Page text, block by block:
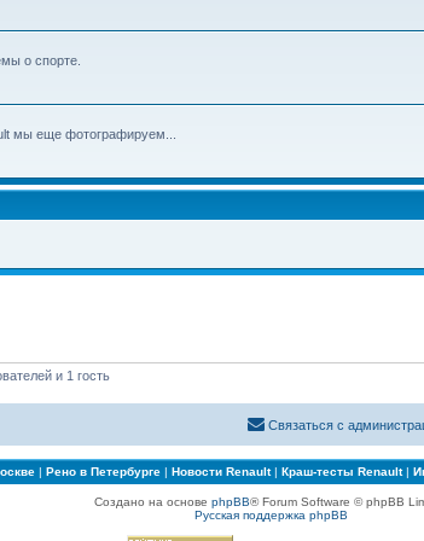
о спорте.
мы еще фотографируем...
и 1 гость
Связаться с
| Рено в Петербурге| Новости Renault| Краш-тесты Renault|
Создано на основе phpBB® Forum Software © phpBB
Русская поддержка phpBB